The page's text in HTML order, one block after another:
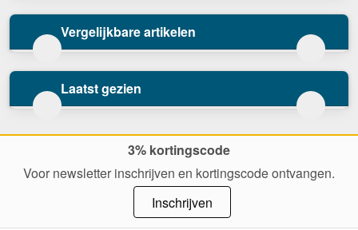
Vergelijkbare artikelen
Laatst gezien
3% kortingscode
Voor newsletter inschrijven en kortingscode ontvangen.
Inschrijven